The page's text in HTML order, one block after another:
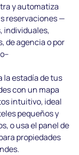
y automatiza
reservaciones —
individuales,
de agencia o por
la estadía de tus
con un mapa
intuitivo, ideal
pequeños y
o usa el panel de
propiedades